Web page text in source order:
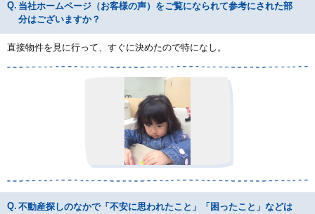
当社ホームページ（お客様の声）をご覧になられて参考にされた部
分はございますか？
直接物件を見に行って、すぐに決めたので特になし。
不動産探しのなかで「不安に思われたこと」「困ったこと」などは